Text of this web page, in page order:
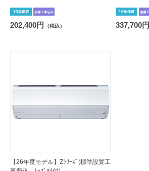
202,400円 （税込） 337,700円
【26年度モデル】Zｼﾘｰｽﾞ(標準設置工